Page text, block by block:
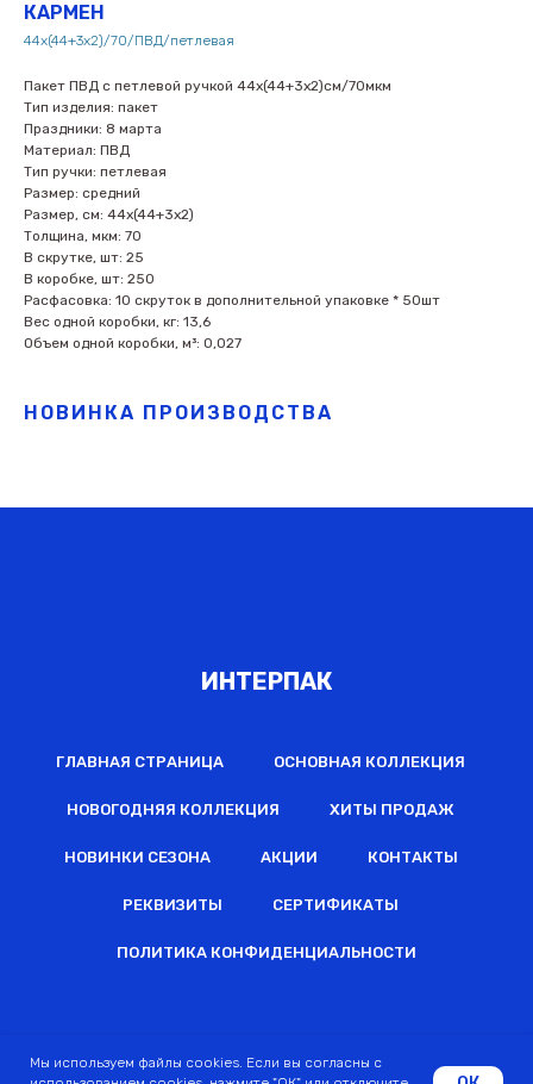
КАРМЕН
44х(44+3х2)/70/ПВД/петлевая
Пакет ПВД с петлевой ручкой 44х(44+3х2)см/70мкм
Тип изделия: пакет
Праздники: 8 марта
Материал: ПВД
Тип ручки: петлевая
Размер: средний
Размер, см: 44х(44+3х2)
Толщина, мкм: 70
В скрутке, шт: 25
В коробке, шт: 250
Расфасовка: 10 скруток в дополнительной упаковке * 50шт
Вес одной коробки, кг: 13,6
Объем одной коробки, м³: 0,027
НОВИНКА ПРОИЗВОДСТВА
ИНТЕРПАК
ГЛАВНАЯ СТРАНИЦА ОСНОВНАЯ КОЛЛЕКЦИЯ
НОВОГОДНЯЯ КОЛЛЕКЦИЯ ХИТЫ ПРОДАЖ
НОВИНКИ СЕЗОНА АКЦИИ КОНТАКТЫ
РЕКВИЗИТЫ СЕРТИФИКАТЫ
ПОЛИТИКА КОНФИДЕНЦИАЛЬНОСТИ
Мы используем файлы cookies. Если вы согласны с